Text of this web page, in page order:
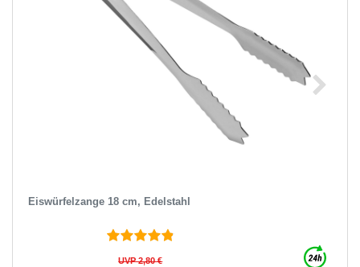
Eiswürfelzange 18 cm, Edelstahl
UVP 2,80 €